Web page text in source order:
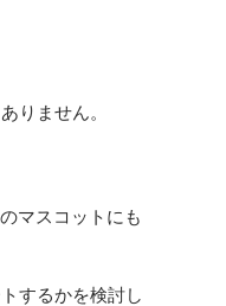
りません。
マスコットにも
するかを検討し